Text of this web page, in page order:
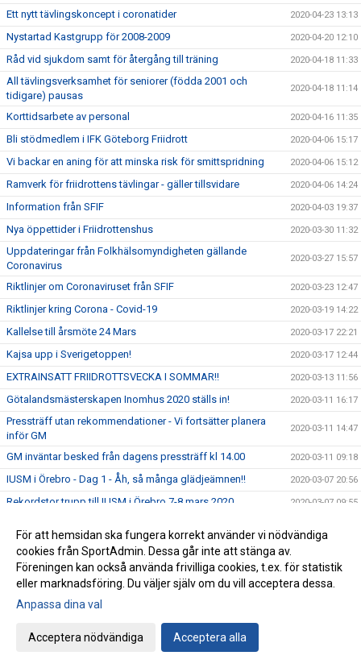
Ett nytt tävlingskoncept i coronatider 2020-04-23 13:13
Nystartad Kastgrupp för 2008-2009 2020-04-20 12:10
Råd vid sjukdom samt för återgång till träning 2020-04-18 11:33
All tävlingsverksamhet för seniorer (födda 2001 och
tidigare) pausas
2020-04-18 11:14
Korttidsarbete av personal 2020-04-16 11:35
Bli stödmedlem i IFK Göteborg Friidrott 2020-04-06 15:17
Vi backar en aning för att minska risk för smittspridning 2020-04-06 15:12
Ramverk för friidrottens tävlingar - gäller tillsvidare 2020-04-06 14:24
Information från SFIF 2020-04-03 19:37
Nya öppettider i Friidrottenshus 2020-03-30 11:32
Uppdateringar från Folkhälsomyndigheten gällande
Coronavirus
2020-03-27 15:57
Riktlinjer om Coronaviruset från SFIF 2020-03-23 12:47
Riktlinjer kring Corona - Covid-19 2020-03-19 14:22
Kallelse till årsmöte 24 Mars 2020-03-17 22:21
Kajsa upp i Sverigetoppen! 2020-03-17 12:44
EXTRAINSATT FRIIDROTTSVECKA I SOMMAR!! 2020-03-13 11:56
Götalandsmästerskapen Inomhus 2020 ställs in! 2020-03-11 16:17
Pressträff utan rekommendationer - Vi fortsätter planera
inför GM
2020-03-11 14:47
GM inväntar besked från dagens pressträff kl 14.00 2020-03-11 09:18
IUSM i Örebro - Dag 1 - Åh, så många glädjeämnen!! 2020-03-07 20:56
Rekordstor trupp till IUSM i Örebro 7-8 mars 2020 2020-03-07 09:55
IJSM dag 2 - Lucas och Erik´s tur att persa!
IJSM Dag 1 - Pers för Samuel och Linnea!! 2020-02-29 20:45
Största truppen genom tiderna från IFK till veteran-SM!
Götalandsmästerskapen Inomhus – sista anmälningsdag 4
Hela 21 kamrater nominerade till IUSM i Örebro 7-8/3!
För att hemsidan ska fungera korrekt använder vi nödvändiga
cookies från SportAdmin. Dessa går inte att stänga av.
Föreningen kan också använda frivilliga cookies, t.ex. för statistik
eller marknadsföring. Du väljer själv om du vill acceptera dessa.
Anpassa dina val
Acceptera nödvändiga Acceptera alla